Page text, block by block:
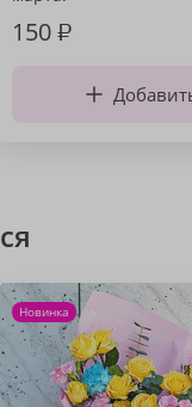
150₽
Новинка